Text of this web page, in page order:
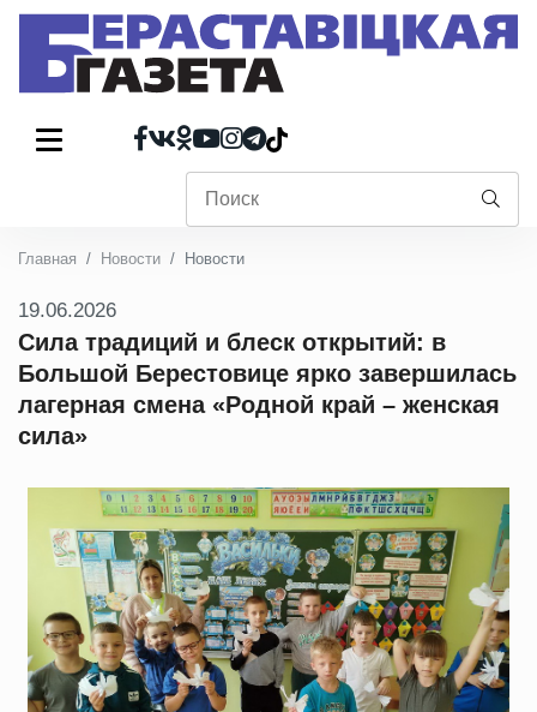
Главная Новости Новости
19.06.2026
Сила традиций и блеск открытий: в
Большой Берестовице ярко завершилась
лагерная смена «Родной край – женская
сила»